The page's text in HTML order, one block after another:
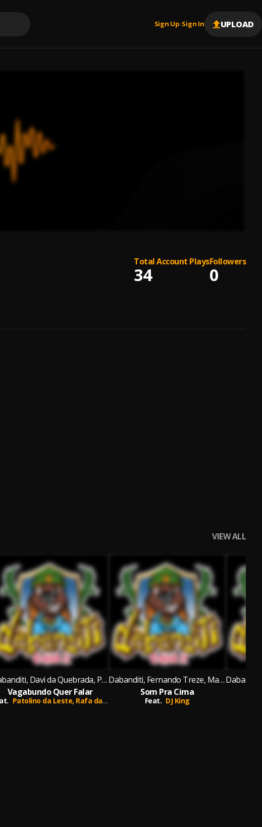
Sign Up |Sign In UPLOAD
Total Account Plays
34
Followers
0
VIEW ALL
Dabanditi, Davi da Quebrada, Patolino da Leste, Rafa da 7, Xis
Vagabundo Quer Falar
Patolino da Leste, Rafa da 7,
Dabanditi, Fernando Treze, Magnus 44, DJ King
Som Pra Cima
Feat. DJ King